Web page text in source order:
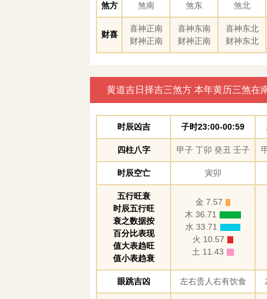
煞方 煞南 煞东 煞北
财喜
喜神正南
财神正南
喜神东南
财神正南
喜神东北
财神东北
黄道吉日择吉三煞方 本年黄历三煞在
时辰凶吉 子时23:00-00:59
四柱八字 甲子 丁卯 癸丑 壬子
时辰空亡 寅卯
五行旺衰
时辰五行旺
衰之数据按
百分比表现
值大表趋旺
值小表趋衰
金 7.57
木 36.71
水 33.71
火 10.57
土 11.43
眼跳吉凶 左右贵人右有饮食